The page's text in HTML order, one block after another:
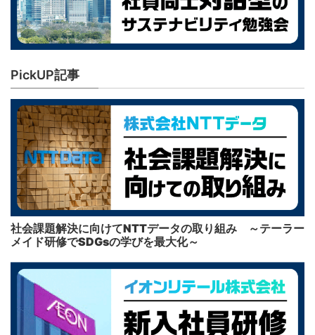
PickUP記事
社会課題解決に向けてNTTデータの取り組み ～テーラー
メイド研修でSDGsの学びを最大化～